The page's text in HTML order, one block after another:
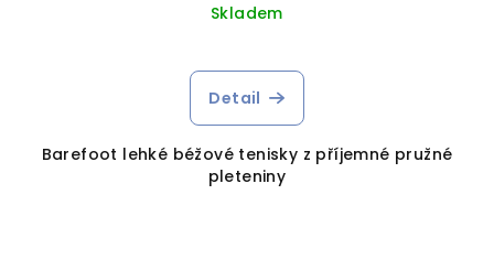
Skladem
Detail
Barefoot lehké béžové tenisky z příjemné pružné
pleteniny